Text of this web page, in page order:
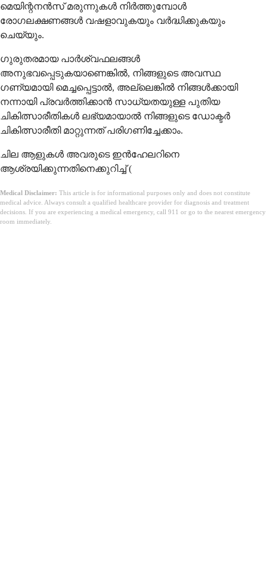
മെയിന്റനൻസ് മരുന്നുകൾ നിർത്തുമ്പോൾ
രോഗലക്ഷണങ്ങൾ വഷളാവുകയും വർദ്ധിക്കുകയും
ചെയ്യും.
ഗുരുതരമായ പാർശ്വഫലങ്ങൾ
അനുഭവപ്പെടുകയാണെങ്കിൽ, നിങ്ങളുടെ അവസ്ഥ
ഗണ്യമായി മെച്ചപ്പെട്ടാൽ, അല്ലെങ്കിൽ നിങ്ങൾക്കായി
നന്നായി പ്രവർത്തിക്കാൻ സാധ്യതയുള്ള പുതിയ
ചികിത്സാരീതികൾ ലഭ്യമായാൽ നിങ്ങളുടെ ഡോക്ടർ
ചികിത്സാരീതി മാറ്റുന്നത് പരിഗണിച്ചേക്കാം.
ചില ആളുകൾ അവരുടെ ഇൻഹേലറിനെ
ആശ്രയിക്കുന്നതിനെക്കുറിച്ച് (
Medical Disclaimer: This article is for informational purposes only and does not constitute
medical advice. Always consult a qualified healthcare provider for diagnosis and treatment
decisions. If you are experiencing a medical emergency, call 911 or go to the nearest emergency
room immediately.